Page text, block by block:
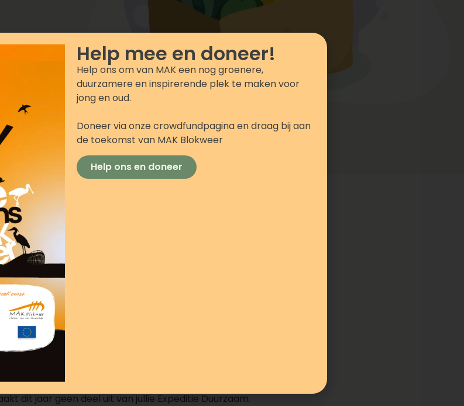
dit jaar geen deel uit van jullie Expeditie Duurzaam.
Help mee en doneer!
Help ons om van MAK een nog groenere,
duurzamere en inspirerende plek te maken voor
jong en oud.
Doneer via onze crowdfundpagina en draag bij aan
de toekomst van MAK Blokweer
Help ons en doneer